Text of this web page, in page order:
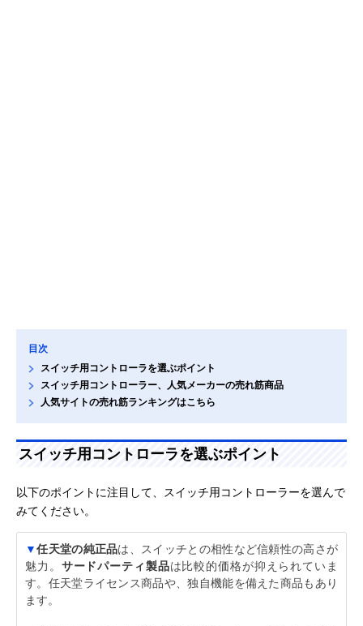
目次
スイッチ用コントローラを選ぶポイント
スイッチ用コントローラー、人気メーカーの売れ筋商品
人気サイトの売れ筋ランキングはこちら
スイッチ用コントローラを選ぶポイント
以下のポイントに注目して、スイッチ用コントローラーを選んで
みてください。
▼任天堂の純正品は、スイッチとの相性など信頼性の高さが
魅力。 サードパーティ製品は比較的価格が抑えられていま
す。任天堂ライセンス商品や、独自機能を備えた商品もあり
ます。